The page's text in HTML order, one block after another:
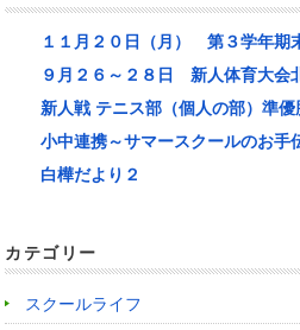
１１月２０日（月） 第３学年期
９月２６～２８日 新人体育大会
新人戦 テニス部（個人の部）準優
小中連携～サマースクールのお手
白樺だより２
カテゴリー
スクールライフ